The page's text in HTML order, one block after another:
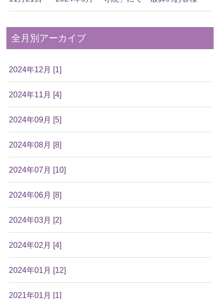
全月別アーカイブ
2024年12月 [1]
2024年11月 [4]
2024年09月 [5]
2024年08月 [8]
2024年07月 [10]
2024年06月 [8]
2024年03月 [2]
2024年02月 [4]
2024年01月 [12]
2021年01月 [1]